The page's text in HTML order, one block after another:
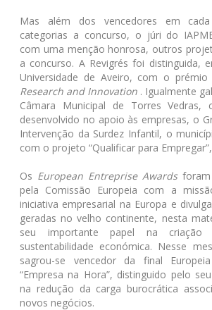
Mas além dos vencedores em
categorias a concurso, o júri do
com uma menção honrosa, outros
a concurso. A Revigrés foi distinguida,
Universidade de Aveiro, com o prémio
Research and Innovation . Igualmente
Câmara Municipal de Torres Vedras,
desenvolvido no apoio às empresas, o
Intervenção da Surdez Infantil, o
com o projeto “Qualificar para
Os European Entreprise Awards
pela Comissão Europeia com a
iniciativa empresarial na Europa e
geradas no velho continente, nesta
seu importante papel na
sustentabilidade económica. Nesse
sagrou-se vencedor da final
“Empresa na Hora”, distinguido pelo
na redução da carga burocrática
novos negócios.